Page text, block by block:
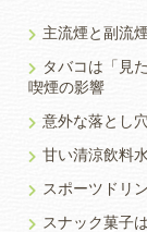
主流煙と副流
タバコは「見
喫煙の影響
意外な落とし
甘い清涼飲料
スポーツドリ
スナック菓子